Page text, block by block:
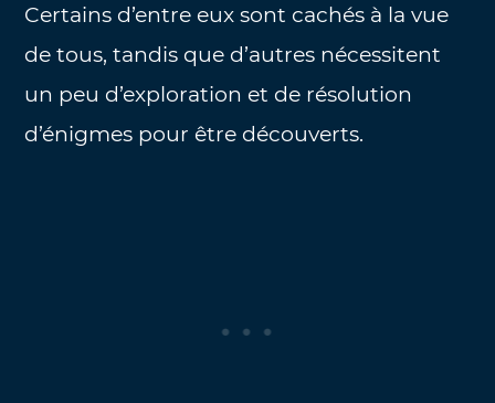
Certains d’entre eux sont cachés à la vue
de tous, tandis que d’autres nécessitent
un peu d’exploration et de résolution
d’énigmes pour être découverts.